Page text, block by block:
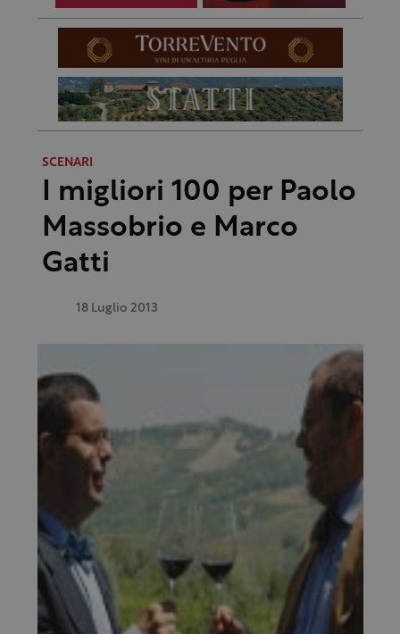
SCENARI
I migliori 100 per Paolo
Massobrio e Marco
Gatti
18 Luglio 2013